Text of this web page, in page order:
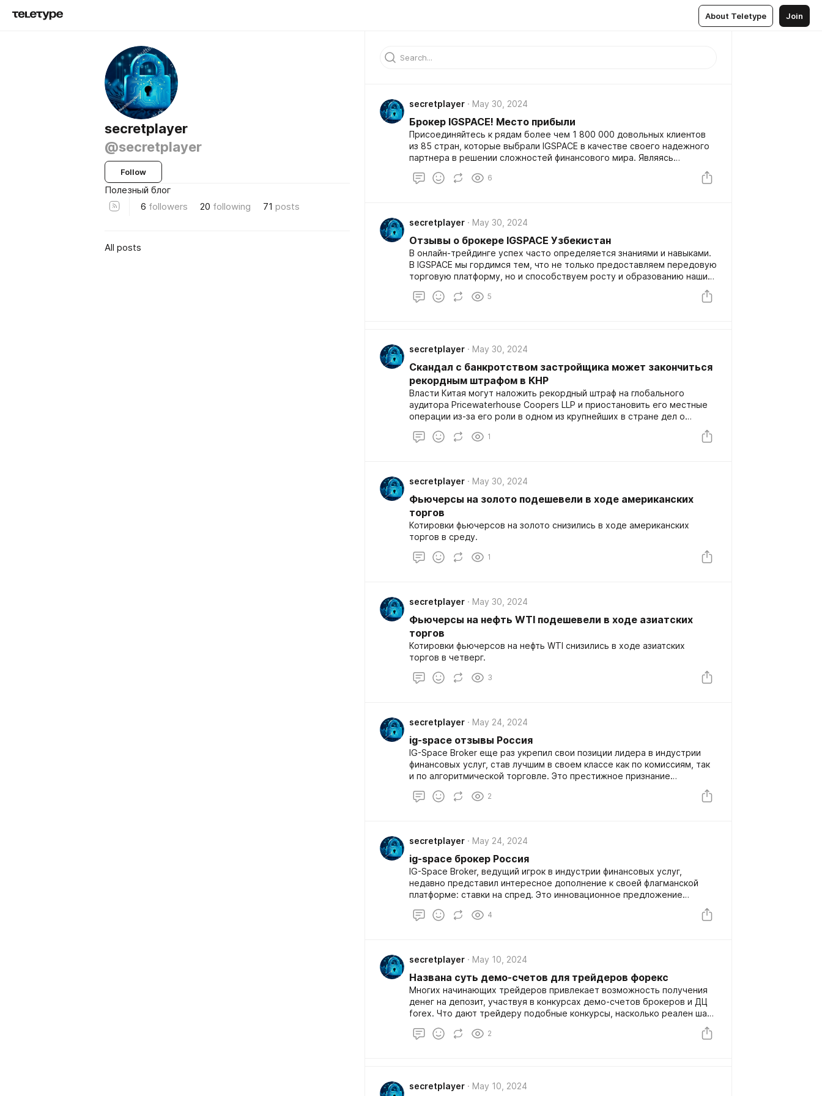
About Teletype Join
secretplayer
@secretplayer
Follow
Полезный блог
6 followers 20 following 71 posts
All posts
secretplayer May 30, 2024
Брокер IGSPACE! Место прибыли
Присоединяйтесь к рядам более чем 1 800 000 довольных клиентов
из 85 стран, которые выбрали IGSPACE в качестве своего надежного
партнера в решении сложностей финансового мира. Являясь
образцом надежности и совершенства, IGSPACE стал нарицательным
для тех, кто ищет брокера, который уделяет приоритетное внимание
6
secretplayer May 30, 2024
Отзывы о брокере IGSPACE Узбекистан
В онлайн-трейдинге успех часто определяется знаниями и навыками.
В IGSPACE мы гордимся тем, что не только предоставляем передовую
торговую платформу, но и способствуем росту и образованию наших
цифр; мы презентуем уникальные образовательные программы,
5
secretplayer May 30, 2024
Скандал с банкротством застройщика может закончиться
рекордным штрафом в КНР
Власти Китая могут наложить рекордный штраф на глобального
аудитора Pricewaterhouse Coopers LLP и приостановить его местные
операции из-за его роли в одном из крупнейших в стране дел о
1
secretplayer May 30, 2024
Фьючерсы на золото подешевели в ходе американских
торгов
Котировки фьючерсов на золото снизились в ходе американских
торгов в среду.
1
secretplayer May 30, 2024
Фьючерсы на нефть WTI подешевели в ходе азиатских
торгов
Котировки фьючерсов на нефть WTI снизились в ходе азиатских
торгов в четверг.
3
secretplayer May 24, 2024
ig-space отзывы Россия
IG-Space Broker еще раз укрепил свои позиции лидера в индустрии
финансовых услуг, став лучшим в своем классе как по комиссиям, так
и по алгоритмической торговле. Это престижное признание
клиентам исключительную ценность и передовые решения, что еще
2
secretplayer May 24, 2024
ig-space брокер Россия
IG-Space Broker, ведущий игрок в индустрии финансовых услуг,
недавно представил интересное дополнение к своей флагманской
платформе: ставки на спред. Это инновационное предложение
спекулировать на финансовых рынках, еще больше расширяя
4
secretplayer May 10, 2024
Названа суть демо-счетов для трейдеров форекс
Многих начинающих трейдеров привлекает возможность получения
денег на депозит, участвуя в конкурсах демо-счетов брокеров и ДЦ
forex. Что дают трейдеру подобные конкурсы, насколько реален шанс
конкурсы?Ведь ни для кого не секрет, пишет "Биржевой лидер", что 1.
Организаторы рейтинга брокеров форекс Академии Masterforex-V и
2
secretplayer May 10, 2024